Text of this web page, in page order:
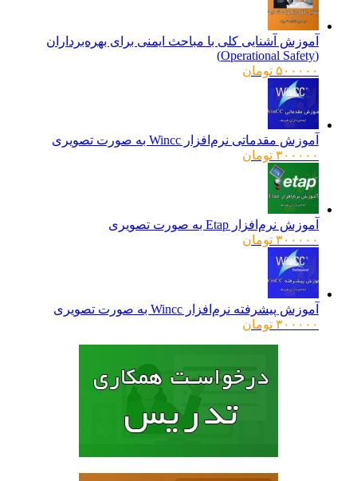
آموزش آشنایی کلی با مباحث ایمنی برای بهره‌برداران
۵۰۰۰۰۰ تومان
آموزش مقدماتی نرم‌افزار Wincc به صورت تصویری
۳۰۰۰۰۰ تومان
آموزش نرم‌افزار Etap به صورت تصویری
۳۰۰۰۰۰ تومان
آموزش پیشرفته نرم‌افزار Wincc به صورت تصویری
۳۰۰۰۰۰ تومان